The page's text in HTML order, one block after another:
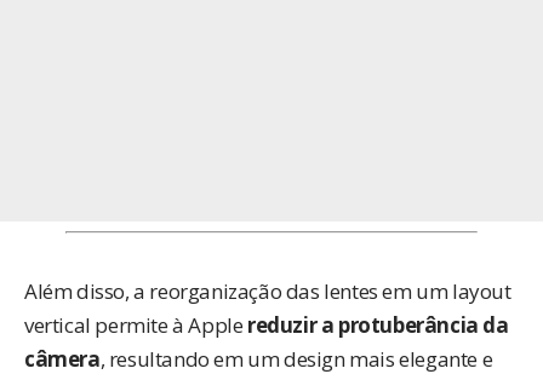
Além disso, a reorganização das lentes em um layout
vertical permite à Apple reduzir a protuberância da
câmera, resultando em um design mais elegante e